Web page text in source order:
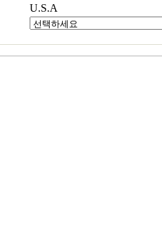
U.S.A